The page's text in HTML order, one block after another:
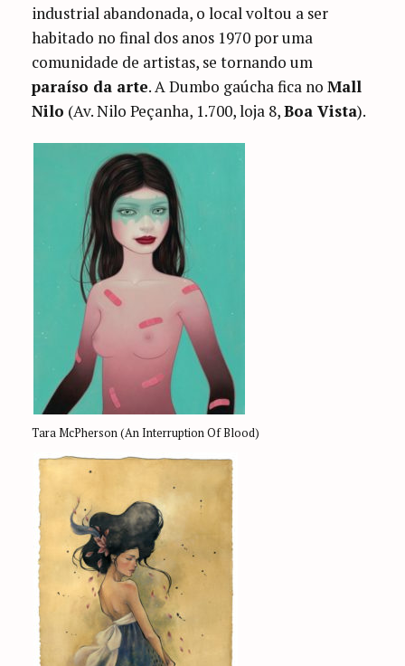
industrial abandonada, o local voltou a ser
habitado no final dos anos 1970 por uma
comunidade de artistas, se tornando um
paraíso da arte. A Dumbo gaúcha fica noMall
Nilo (Av. Nilo Peçanha, 1.700, loja 8,Boa Vista).
Tara McPherson (An Interruption Of Blood)